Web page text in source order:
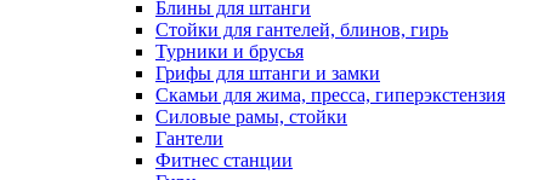
Блины для штанги
Стойки для гантелей, блинов, гирь
Турники и брусья
Грифы для штанги и замки
Скамьи для жима, пресса, гиперэкстензия
Силовые рамы, стойки
Гантели
Фитнес станции